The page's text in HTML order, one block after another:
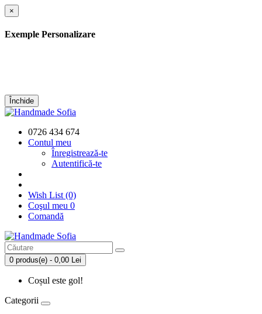
×
Exemple Personalizare
Închide
0726 434 674
Contul meu
Înregistrează-te
Autentifică-te
Wish List (0)
Coşul meu 0
Comandă
0 produs(e) - 0,00 Lei
Coșul este gol!
Categorii